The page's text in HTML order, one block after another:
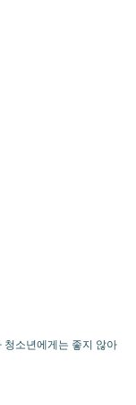
청소년에게는 좋지 않아